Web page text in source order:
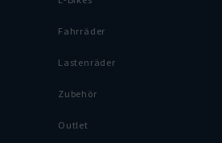
Fahrräder
Lastenräder
Zubehör
Outlet